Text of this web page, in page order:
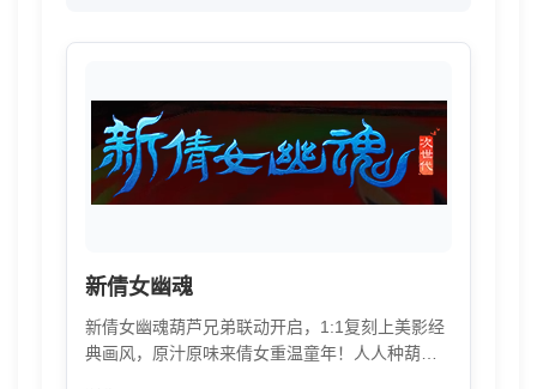
目
录
新倩女幽魂
新倩女幽魂葫芦兄弟联动开启，1:1复刻上美影经
典画风，原汁原味来倩女重温童年！人人种葫